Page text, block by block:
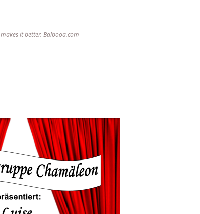
makes it better. Balbooa.com